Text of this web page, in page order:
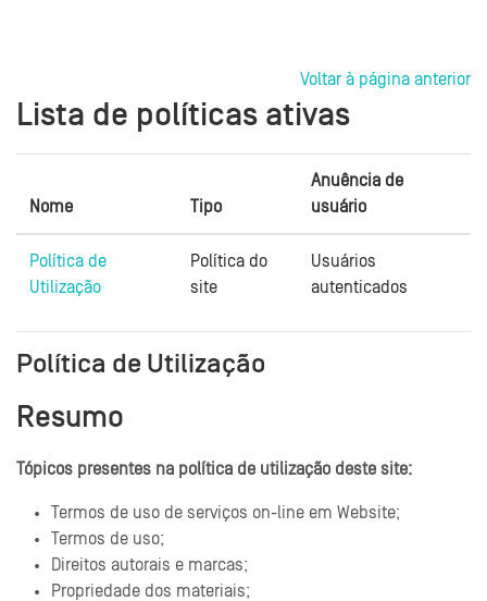
Voltar à página anterior
Lista de políticas ativas
Nome Tipo
Anuência de
usuário
Política de
Utilização
Política do
site
Usuários
autenticados
Política de Utilização
Resumo
Tópicos presentes na política de utilização deste site:
Termos de uso de serviços on-line em Website;
Termos de uso;
Direitos autorais e marcas;
Propriedade dos materiais;